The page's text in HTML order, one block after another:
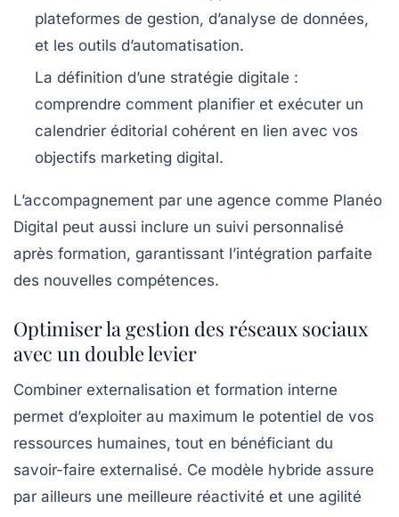
plateformes de gestion, d’analyse de données,
et les outils d’automatisation.
La définition d’une stratégie digitale :
comprendre comment planifier et exécuter un
calendrier éditorial cohérent en lien avec vos
objectifs marketing digital.
L’accompagnement par une agence comme Planéo
Digital peut aussi inclure un suivi personnalisé
après formation, garantissant l’intégration parfaite
des nouvelles compétences.
Optimiser la gestion des réseaux sociaux
avec un double levier
Combiner externalisation et formation interne
permet d’exploiter au maximum le potentiel de vos
ressources humaines, tout en bénéficiant du
savoir-faire externalisé. Ce modèle hybride assure
par ailleurs une meilleure réactivité et une agilité